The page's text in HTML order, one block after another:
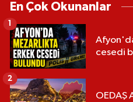
En Çok Okunanlar
cesedi
1
OEDAŞ
2